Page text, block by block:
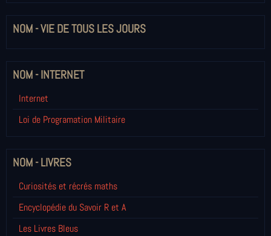
NOM - VIE DE TOUS LES JOURS
NOM - INTERNET
Internet
Loi de Programation Militaire
NOM - LIVRES
Curiosités et récrés maths
Encyclopédie du Savoir R et A
Les Livres Bleus